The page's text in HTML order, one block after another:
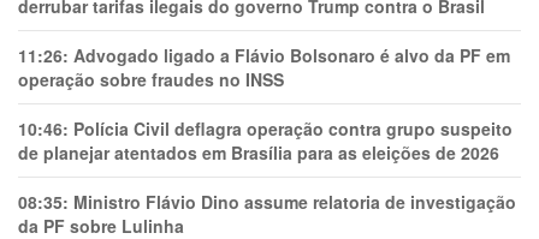
derrubar tarifas ilegais do governo Trump contra o Brasil
11:26: Advogado ligado a Flávio Bolsonaro é alvo da PF em
operação sobre fraudes no INSS
10:46: Polícia Civil deflagra operação contra grupo suspeito
de planejar atentados em Brasília para as eleições de 2026
08:35: Ministro Flávio Dino assume relatoria de investigação
da PF sobre Lulinha